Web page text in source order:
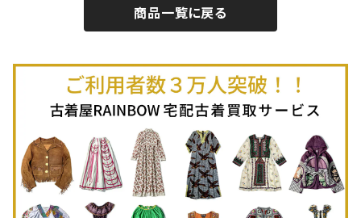
古着ポロシャツ
古着長袖ポロシャツ
古着スウェット
古着パーカー
古着タンクトップ
古着羽織り
古着ミニ丈スカート (丈56-75cm)
Autumn / Winter
商品一覧に戻る